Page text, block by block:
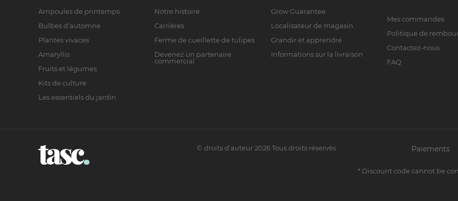
Ampoules de printemps
Bulbes d'automne
Plantes vivaces
Amaryllis
Fruits et légumes
Kits de culture
Les essentiels du jardin
Notre histoire
Carrières
Ferme de cueillette de tulipes
Devenez un partenaire
commercial
Grow Guarantee
Localisateur de magasin
Grandir et apprendre
Informations sur la livraison
Mes commandes
Politique de
Contactez-nous
FAQ
©droits d'auteur2026Tous droits réservés. Paiements
* Discount code cannot be